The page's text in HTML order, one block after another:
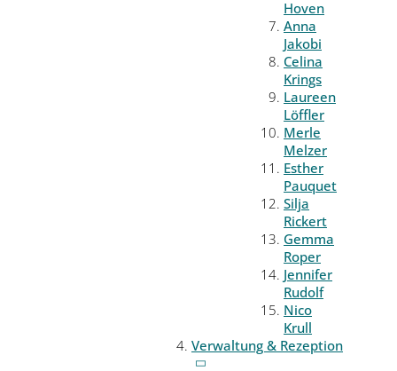
Hoven
Anna
Jakobi
Celina
Krings
Laureen
Löffler
Merle
Melzer
Esther
Pauquet
Silja
Rickert
Gemma
Roper
Jennifer
Rudolf
Nico
Krull
Verwaltung & Rezeption